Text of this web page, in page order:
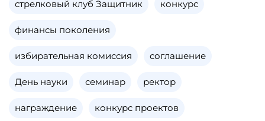
стрелковый клуб Защитник конкурс
финансы поколения
избирательная комиссия соглашение
День науки семинар ректор
награждение конкурс проектов